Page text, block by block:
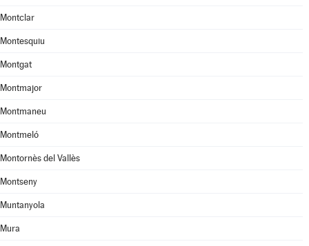
Montclar
Montesquiu
Montgat
Montmajor
Montmaneu
Montmeló
Montornès del Vallès
Montseny
Muntanyola
Mura